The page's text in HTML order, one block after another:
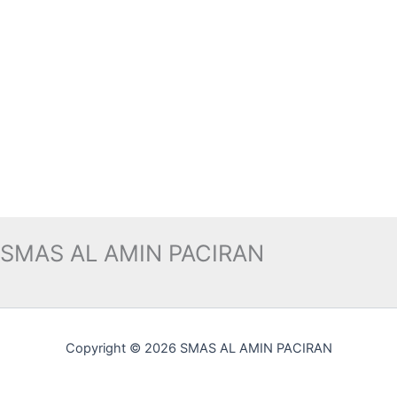
SMAS AL AMIN PACIRAN
Copyright © 2026 SMAS AL AMIN PACIRAN